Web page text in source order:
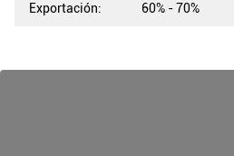
Exportación: 60% - 70%